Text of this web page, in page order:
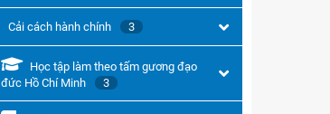
Cải cách hành chính 3
Học tập làm theo tấm gương đạo
đức Hồ Chí Minh
3